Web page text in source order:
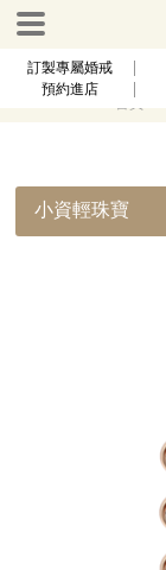
訂製專屬婚戒
預約進店
首頁
小資輕珠寶